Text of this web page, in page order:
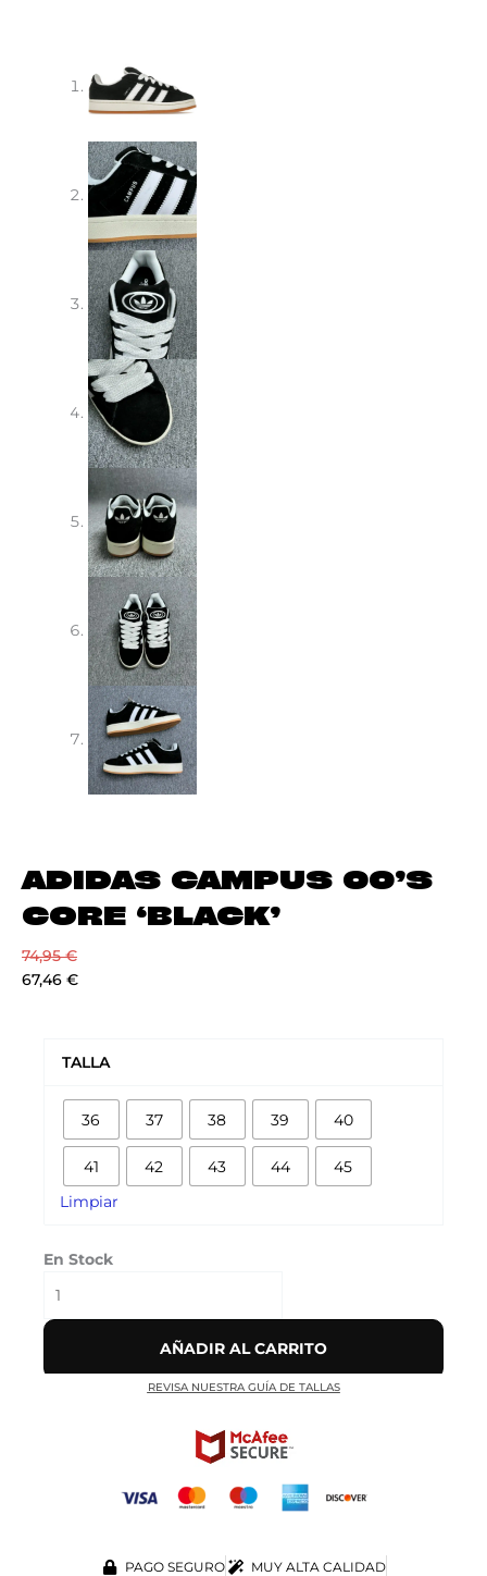
ADIDAS CAMPUS 00’S
CORE ‘BLACK’
74,95€
67,46 €
TALLA
36 37 38 39 40
41 42 43 44 45
Limpiar
En Stock
CORE
‘BLACK’
cantidad
AÑADIR AL CARRITO
REVISA NUESTRA GUÍA DE TALLAS
PAGO SEGURO
MUY ALTA CALIDAD